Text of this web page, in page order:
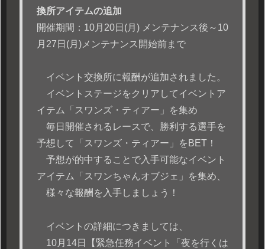
換所アイテムの追加
開催期間：10月20日(月) メンテナンス後～10
月27日(月)メンテナンス開始前まで
イベント交換所に報酬が追加されました。
イベントステージをクリアしてイベントア
イテム「スワンズ・ティアー」を集め
毎日開催されるレースで、勝利する選手を
予想して「スワンズ・ティアー」をBET！
予想が的中することで入手可能なイベント
アイテム「スワンちゃんオブジェ」を集め、
様々な報酬を入手しましょう！
イベントの詳細につきましては、
10月14日【緊急任務イベント「夜を行くは